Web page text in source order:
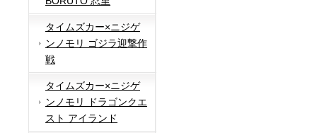
タイムズカー×ニジゲ
ンノモリ ゴジラ迎撃作
戦
タイムズカー×ニジゲ
ンノモリ ドラゴンクエ
スト アイランド